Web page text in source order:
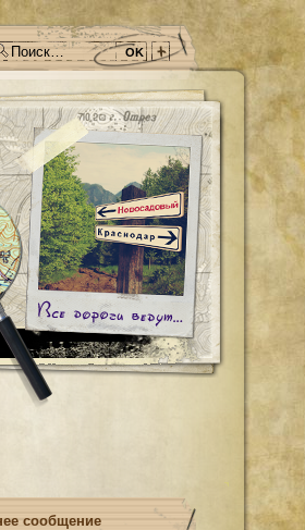
сообщение